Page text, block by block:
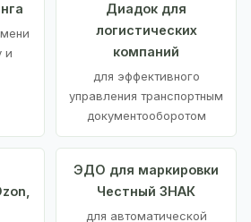
и
Диадок для
логистических
компаний
для эффективного
управления транспортным
документооборотом
ЭДО для маркировки
Честный ЗНАК
для автоматической